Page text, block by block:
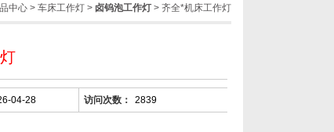
中心> 车床工作灯> 卤钨泡工作灯> 齐全*机床工作灯
04-28 访问次数： 2839